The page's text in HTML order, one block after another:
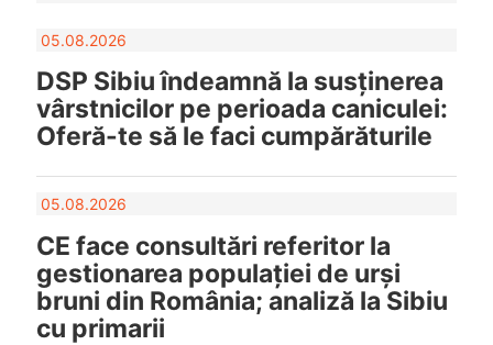
05.08.2026
DSP Sibiu îndeamnă la susținerea
vârstnicilor pe perioada caniculei:
Oferă-te să le faci cumpărăturile
05.08.2026
CE face consultări referitor la
gestionarea populației de urși
bruni din România; analiză la Sibiu
cu primarii